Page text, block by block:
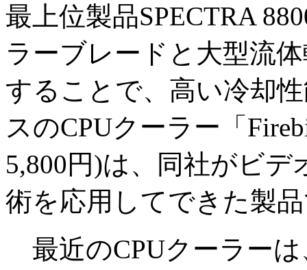
最上位製品SPECTRA
ラーブレードと大型流
することで、高い冷却
スのCPUクーラー「
5,800円)は、同社がビ
術を応用してできた製
最近のCPUクーラー